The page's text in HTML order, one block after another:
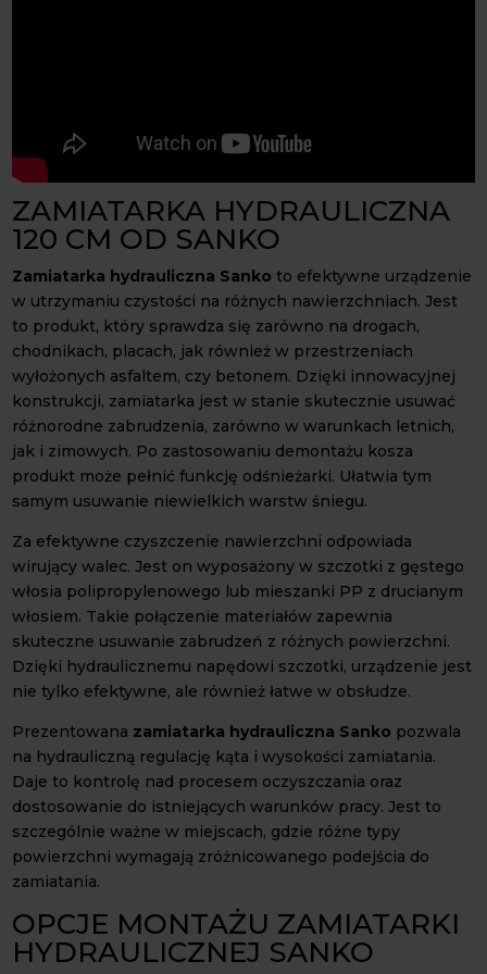
ZAMIATARKA HYDRAULICZNA
120 CM OD SANKO
Zamiatarka hydrauliczna Sanko to efektywne urządzenie
w utrzymaniu czystości na różnych nawierzchniach. Jest
to produkt, który sprawdza się zarówno na drogach,
chodnikach, placach, jak również w przestrzeniach
wyłożonych asfaltem, czy betonem. Dzięki innowacyjnej
konstrukcji, zamiatarka jest w stanie skutecznie usuwać
różnorodne zabrudzenia, zarówno w warunkach letnich,
jak i zimowych. Po zastosowaniu demontażu kosza
produkt może pełnić funkcję odśnieżarki. Ułatwia tym
samym usuwanie niewielkich warstw śniegu.
Za efektywne czyszczenie nawierzchni odpowiada
wirujący walec. Jest on wyposażony w szczotki z gęstego
włosia polipropylenowego lub mieszanki PP z drucianym
włosiem. Takie połączenie materiałów zapewnia
skuteczne usuwanie zabrudzeń z różnych powierzchni.
Dzięki hydraulicznemu napędowi szczotki, urządzenie jest
nie tylko efektywne, ale również łatwe w obsłudze.
Prezentowana zamiatarka hydrauliczna Sanko pozwala
na hydrauliczną regulację kąta i wysokości zamiatania.
Daje to kontrolę nad procesem oczyszczania oraz
dostosowanie do istniejących warunków pracy. Jest to
szczególnie ważne w miejscach, gdzie różne typy
powierzchni wymagają zróżnicowanego podejścia do
zamiatania.
OPCJE MONTAŻU ZAMIATARKI
HYDRAULICZNEJ SANKO